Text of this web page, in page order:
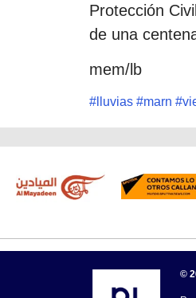
Protección
de una
mem/lb
# lluvias #marn #
©